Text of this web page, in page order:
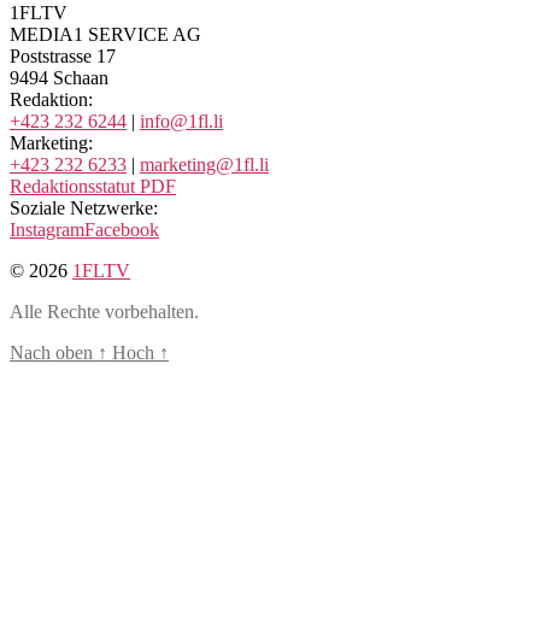
1FLTV
MEDIA1 SERVICE AG
Poststrasse 17
9494 Schaan
Redaktion:
+423 232 6244 | info@1fl.li
Marketing:
+423 232 6233 | marketing@1fl.li
Redaktionsstatut PDF
Soziale Netzwerke:
InstagramFacebook
© 2026 1FLTV
Alle Rechte vorbehalten.
Nach oben ↑ Hoch ↑